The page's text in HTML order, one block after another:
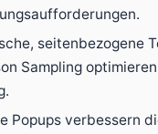
seitenbezogene
Sampling
Popups verbessern